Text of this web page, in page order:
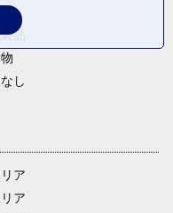
品
し
ア
ア